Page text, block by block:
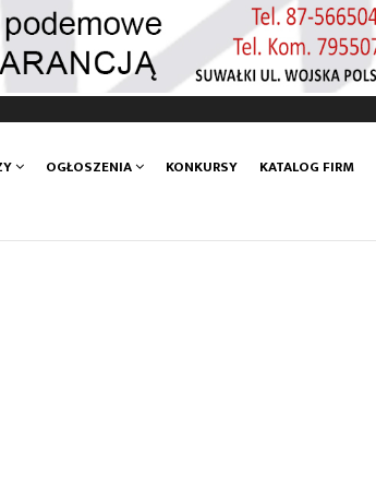
OGŁOSZENIA KONKURSY KATALOG FIRM